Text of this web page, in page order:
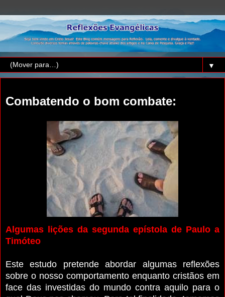
▼
Combatendo o bom combate:
Algumas lições da segunda epístola de Paulo a
Timóteo
Este estudo pretende abordar algumas reflexões
sobre o nosso comportamento enquanto cristãos em
face das investidas do mundo contra aquilo para o